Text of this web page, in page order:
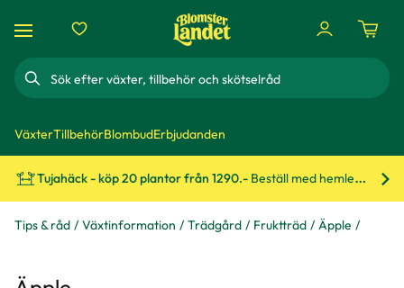
Sök
VäxterTillbehörBlombudErbjudanden
Tujahäck - köp 20 plantor från 1290.- Beställ med hemleverans!
Tips & råd Växtinformation Trädgård Fruktträd Äpple